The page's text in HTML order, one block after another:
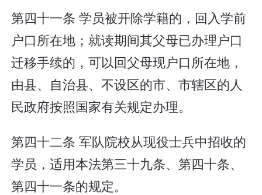
第四十一条 学员被开除学籍的，回入学前
户口所在地；就读期间其父母已办理户口
迁移手续的，可以回父母现户口所在地，
由县、自治县、不设区的市、市辖区的人
民政府按照国家有关规定办理。
第四十二条 军队院校从现役士兵中招收的
学员，适用本法第三十九条、第四十条、
第四十一条的规定。